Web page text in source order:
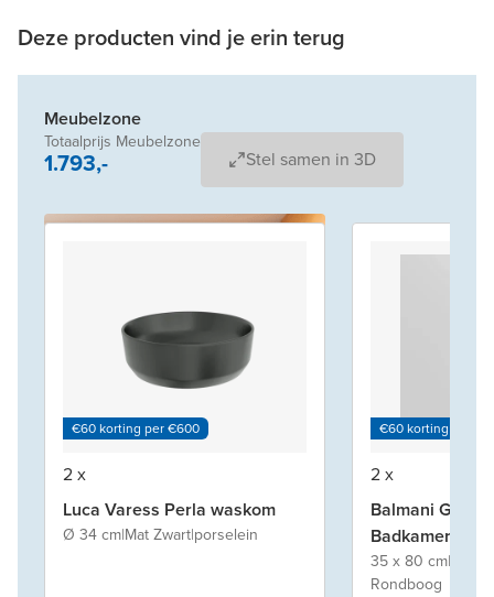
Deze producten vind je erin terug
Meubelzone
Totaalprijs Meubelzone
1.793,- Stel samen in 3D
€60 korting per €600
2 x
Luca Varess Perla waskom
Ø 34 cm|Mat Zwart|porselein
€60 korting per
2 x
Balmani Giro
35 x 80 cm|
Rondboog